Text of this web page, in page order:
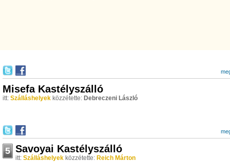
Misefa Kastélyszálló
itt: Szálláshelyek közzétette: Debreczeni László
5 Savoyai Kastélyszálló
itt: Szálláshelyek közzétette: Reich Márton